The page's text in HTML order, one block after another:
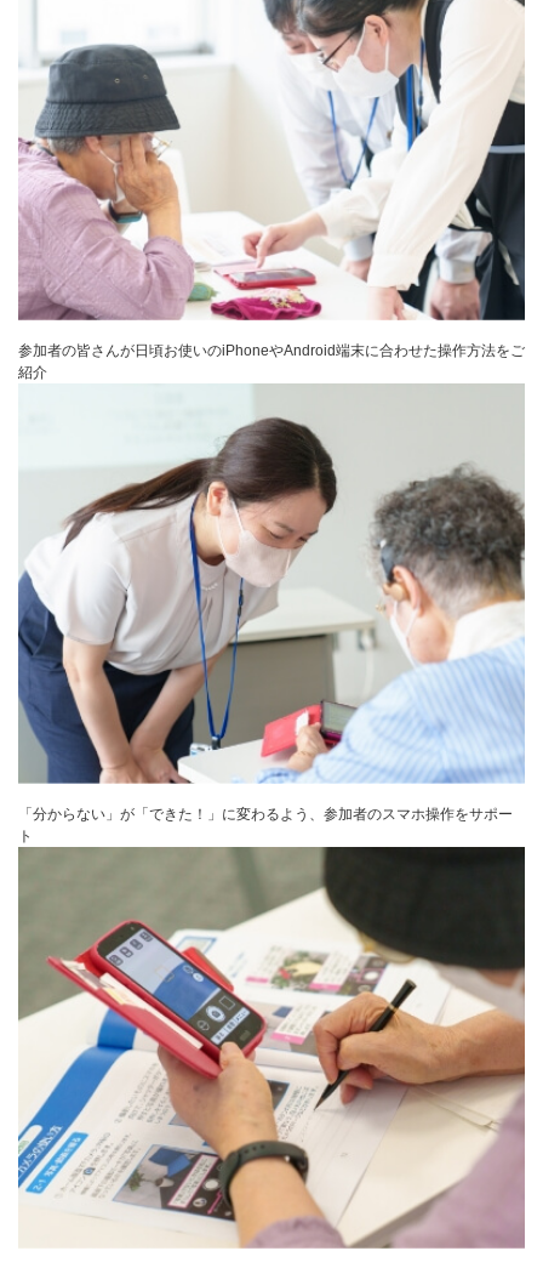
参加者の皆さんが日頃お使いのiPhoneやAndroid端末に合わせた操作方法をご
紹介
「分からない」が「できた！」に変わるよう、参加者のスマホ操作をサポー
ト